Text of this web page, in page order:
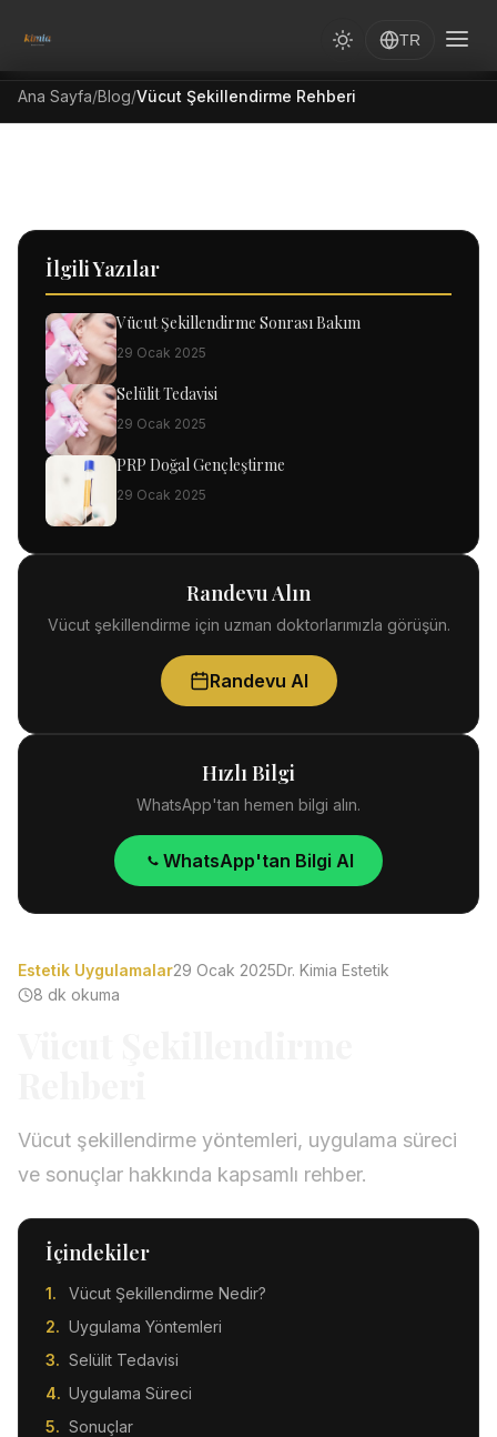
TR
Ana Sayfa/Blog/Vücut Şekillendirme Rehberi
Estetik Uygulamalar29 Ocak 2025Dr. Kimia Estetik
8 dk okuma
Vücut şekillendirme yöntemleri, uygulama süreci
ve sonuçlar hakkında kapsamlı rehber.
İçindekiler
Vücut Şekillendirme Nedir?
Uygulama Yöntemleri
Selülit Tedavisi
Uygulama Süreci
Sonuçlar
İlgili Yazılar
Vücut Şekillendirme Sonrası Bakım
29 Ocak 2025
Selülit Tedavisi
29 Ocak 2025
PRP Doğal Gençleştirme
29 Ocak 2025
Randevu Alın
Vücut şekillendirme için uzman doktorlarımızla görüşün.
Randevu Al
Hızlı Bilgi
WhatsApp'tan hemen bilgi alın.
WhatsApp'tan Bilgi Al